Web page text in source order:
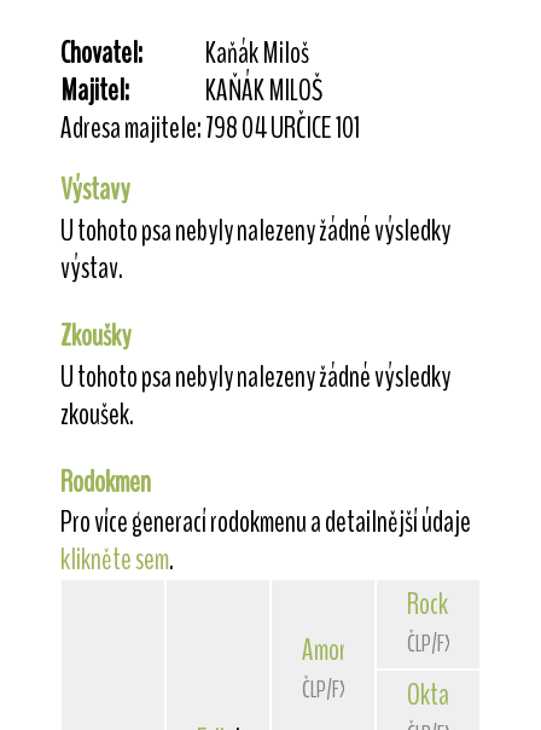
Chovatel:
Kaňák Miloš
Majitel:
KAŇÁK MILOŠ
Adresa majitele:798 04 URČICE 101
Výstavy
U tohoto psa nebyly nalezeny žádné výsledky
výstav.
Zkoušky
U tohoto psa nebyly nalezeny žádné výsledky
zkoušek.
Rodokmen
Pro více generací rodokmenu a detailnější údaje
klikněte sem.
Amor z Kojeckého dvora
ČLP/FXH/24967
Rocky
ČLP/FXH/24363
Oktavia